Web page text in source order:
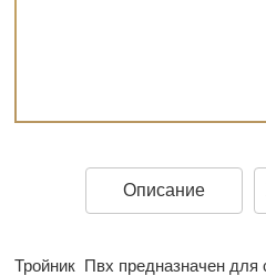
Описание
Тройник Пвх предназначен для